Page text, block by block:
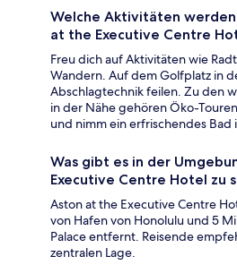
Welche Aktivitäten
at the Executive Centre
Freu dich auf Aktivitäten wie
Wandern. Auf dem Golfplatz in
Abschlagtechnik feilen. Zu den
in der Nähe gehören Öko-
und nimm ein erfrischendes Bad
Was gibt es in der
Executive Centre Hotel zu
Aston at the Executive Centre
von Hafen von Honolulu und 5
Palace entfernt. Reisende
zentralen Lage.